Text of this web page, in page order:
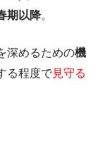
期以降。
深めるための機
る程度で見守る